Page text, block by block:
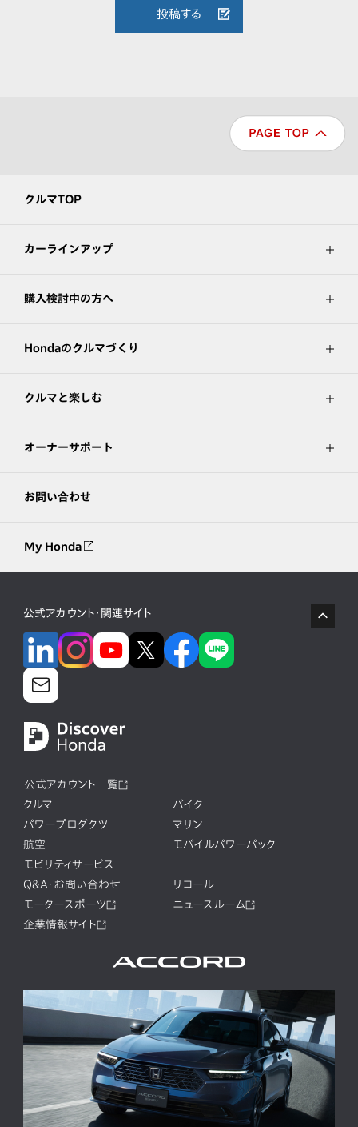
投稿する
クルマTOP
カーラインアップ
購入検討中の方へ
Hondaのクルマづくり
クルマと楽しむ
オーナーサポート
お問い合わせ
My Honda
公式アカウント・関連サイト
公式アカウント一覧
クルマ
バイク
パワープロダクツ
マリン
航空
モバイルパワーパック
モビリティサービス
Q&A・お問い合わせ
リコール
モータースポーツ
ニュースルーム
企業情報サイト